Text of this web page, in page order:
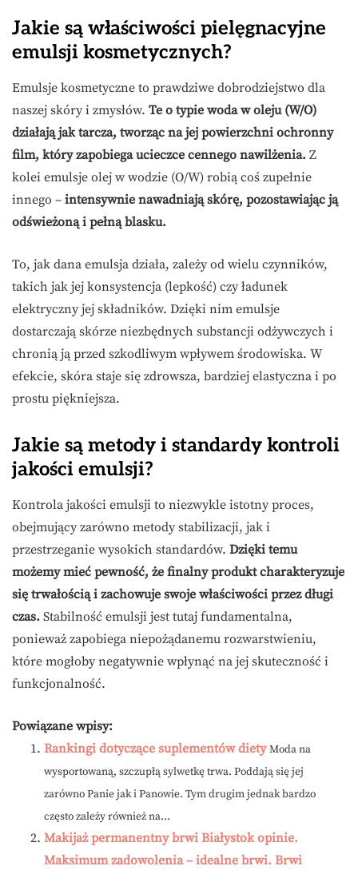
Jakie są właściwości pielęgnacyjne
emulsji kosmetycznych?
Emulsje kosmetyczne to prawdziwe dobrodziejstwo dla
naszej skóry i zmysłów. Te o typie woda w oleju (W/O)
działają jak tarcza, tworząc na jej powierzchni ochronny
film, który zapobiega ucieczce cennego nawilżenia. Z
kolei emulsje olej w wodzie (O/W) robią coś zupełnie
innego – intensywnie nawadniają skórę, pozostawiając ją
odświeżoną i pełną blasku.
To, jak dana emulsja działa, zależy od wielu czynników,
takich jak jej konsystencja (lepkość) czy ładunek
elektryczny jej składników. Dzięki nim emulsje
dostarczają skórze niezbędnych substancji odżywczych i
chronią ją przed szkodliwym wpływem środowiska. W
efekcie, skóra staje się zdrowsza, bardziej elastyczna i po
prostu piękniejsza.
Jakie są metody i standardy kontroli
jakości emulsji?
Kontrola jakości emulsji to niezwykle istotny proces,
obejmujący zarówno metody stabilizacji, jak i
przestrzeganie wysokich standardów. Dzięki temu
możemy mieć pewność, że finalny produkt charakteryzuje
się trwałością i zachowuje swoje właściwości przez długi
czas. Stabilność emulsji jest tutaj fundamentalna,
ponieważ zapobiega niepożądanemu rozwarstwieniu,
które mogłoby negatywnie wpłynąć na jej skuteczność i
funkcjonalność.
Powiązane wpisy:
Rankingi dotyczące suplementów diety Moda na
wysportowaną, szczupłą sylwetkę trwa. Poddają się jej
zarówno Panie jak i Panowie. Tym drugim jednak bardzo
często zależy również na...
Makijaż permanentny brwi Białystok opinie.
Maksimum zadowolenia – idealne brwi. Brwi